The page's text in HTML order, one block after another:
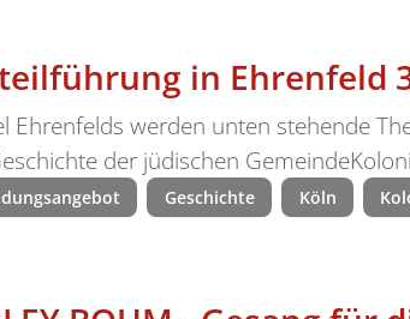
in Ehrenfeld
Ehrenfelds werden unten stehende
der jüdischen
Geschichte Köln